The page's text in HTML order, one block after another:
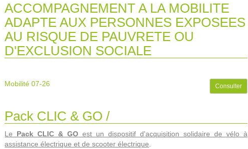
ACCOMPAGNEMENT A LA MOBILITE
ADAPTE AUX PERSONNES EXPOSEES
AU RISQUE DE PAUVRETE OU
D'EXCLUSION SOCIALE
Mobilité 07-26 Consulter
Pack CLIC & GO /
Le Pack CLIC & GO est un dispositif d'acquisition solidaire de vélo à
assistance électrique et de scooter électrique